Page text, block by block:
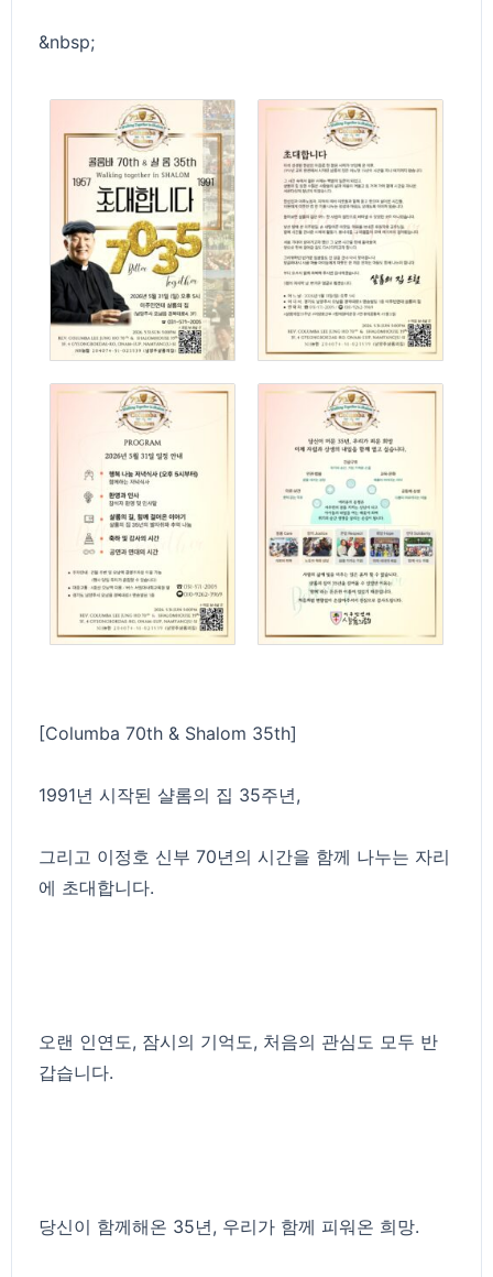
&nbsp;
[Columba 70th & Shalom 35th]
1991년 시작된 샬롬의 집 35주년,
그리고 이정호 신부 70년의 시간을 함께 나누는 자리
에 초대합니다.
오랜 인연도, 잠시의 기억도, 처음의 관심도 모두 반
갑습니다.
당신이 함께해온 35년, 우리가 함께 피워온 희망.